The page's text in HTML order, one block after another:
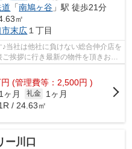
「南鳩ヶ谷 」駅 徒歩21分
㎡
市末広１丁目
当社は他社に負けない総合仲介店を
挨拶に行き最新の物件を頂きお客
円 (管理費等：2,500円 )
1ヶ月 礼金
1ヶ月
/ 24.63㎡
ー川口